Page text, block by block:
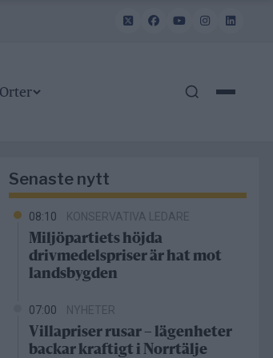
Orter
Senaste nytt
08:10 KONSERVATIVA LEDARE
Miljöpartiets höjda
drivmedelspriser är hat mot
landsbygden
07:00 NYHETER
Villapriser rusar – lägenheter
backar kraftigt i Norrtälje